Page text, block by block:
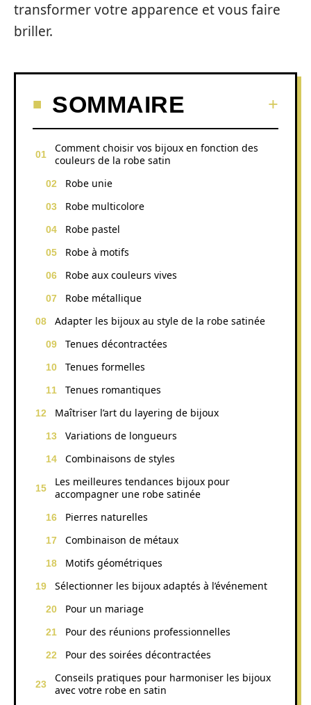
transformer votre apparence et vous faire
briller.
SOMMAIRE
Comment choisir vos bijoux en fonction des
couleurs de la robe satin
Robe unie
Robe multicolore
Robe pastel
Robe à motifs
Robe aux couleurs vives
Robe métallique
Adapter les bijoux au style de la robe satinée
Tenues décontractées
Tenues formelles
Tenues romantiques
Maîtriser l’art du layering de bijoux
Variations de longueurs
Combinaisons de styles
Les meilleures tendances bijoux pour
accompagner une robe satinée
Pierres naturelles
Combinaison de métaux
Motifs géométriques
Sélectionner les bijoux adaptés à l’événement
Pour un mariage
Pour des réunions professionnelles
Pour des soirées décontractées
Conseils pratiques pour harmoniser les bijoux
avec votre robe en satin